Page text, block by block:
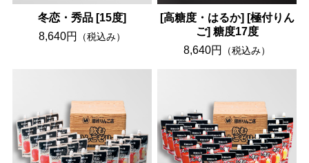
冬恋・秀品 [15度]
8,640円
（税込み）
[高糖度・はるか] [極付りん
ご] 糖度17度
8,640円
（税込み）